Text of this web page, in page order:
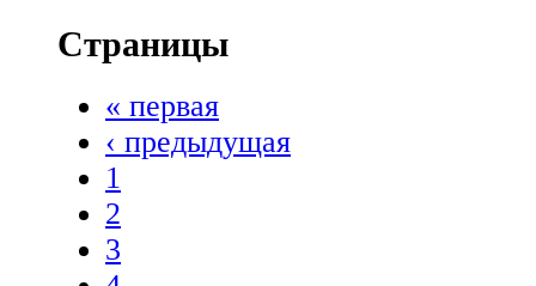
Страницы
« первая
‹ предыдущая
1
2
3